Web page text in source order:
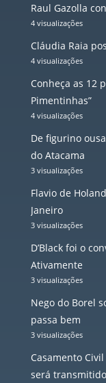
Raul Gazolla
4 visualizações
Cláudia Raia
4 visualizações
Conheça as 12
Pimentinhas”
4 visualizações
De figurino
do Atacama
3 visualizações
Flavio de
Janeiro
3 visualizações
D’Black foi o
Ativamente
3 visualizações
Nego do Borel
passa bem
3 visualizações
Casamento
será